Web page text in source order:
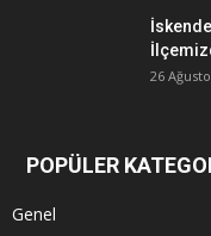
26
POPÜLER
Genel